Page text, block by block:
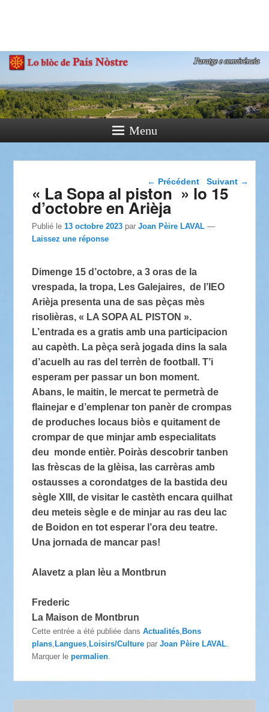
Paratge e Convivència
Menu
Navigation dans les
articles
← Précédent Suivant →
« La Sopa al piston » lo 15
d’octobre en Arièja
Publié le13 octobre 2023 parJoan Pèire LAVAL —
Laissez une réponse
Dimenge 15 d’octobre, a 3 oras de la
vrespada, la tropa, Les Galejaires, de l’IEO
Arièja presenta una de sas pèças mès
risolièras, « LA SOPA AL PISTON ».
L’entrada es a gratis amb una participacion
au capèth. La pèça serà jogada dins la sala
d’acuelh au ras del terrèn de football. T’i
esperam per passar un bon moment.
Abans, le maitin, le mercat te permetrà de
flainejar e d’emplenar ton panèr de crompas
de produches locaus biòs e quitament de
crompar de que minjar amb especialitats
deu monde entièr. Poiràs descobrir tanben
las frèscas de la glèisa, las carrèras amb
ostausses a corondatges de la bastida deu
sègle XIII, de visitar le castèth encara quilhat
deu meteis sègle e de minjar au ras deu lac
de Boidon en tot esperar l’ora deu teatre.
Una jornada de mancar pas!
Alavetz a plan lèu a Montbrun
Frederic
La Maison de Montbrun
Cette entrée a été publiée dansActualités ,Bons
plans ,Langues ,Loisirs/Culture parJoan Pèire LAVAL
Marquer lepermalien